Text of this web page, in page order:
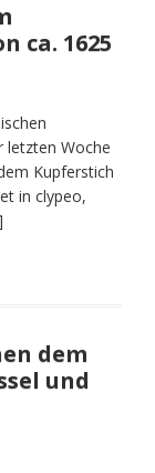
ca. 1625
letzten Woche
Kupferstich
in clypeo,
dem
und